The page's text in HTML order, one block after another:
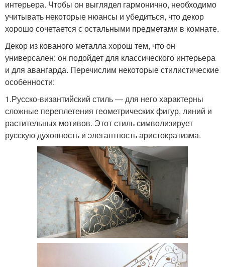
интерьера. Чтобы он выглядел гармонично, необходимо
учитывать некоторые нюансы и убедиться, что декор
хорошо сочетается с остальными предметами в комнате.
Декор из кованого металла хорош тем, что он
универсален: он подойдет для классического интерьера
и для авангарда. Перечислим некоторые стилистические
особенности:
1.Русско-византийский стиль — для него характерны
сложные переплетения геометрических фигур, линий и
растительных мотивов. Этот стиль символизирует
русскую духовность и элегантность аристократизма.